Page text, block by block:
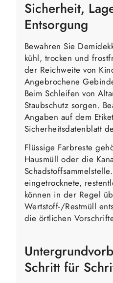
Sicherheit,
Entsorgung
Bewahren Sie
kühl, trocken und
der Reichweite von
Angebrochene
Beim Schleifen von
Staubschutz sorgen.
Angaben auf dem
Sicherheitsdatenblatt
Flüssige Farbreste
Hausmüll oder die
eingetrocknete,
können in der Regel
Wertstoff-/Restmüll
die örtlichen
Schritt für